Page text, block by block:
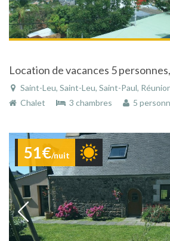
Saint-Leu, Saint-Leu, Saint-Paul,
Chalet
3 chambres 5
51€/nuit